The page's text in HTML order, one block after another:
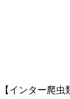
【インター爬